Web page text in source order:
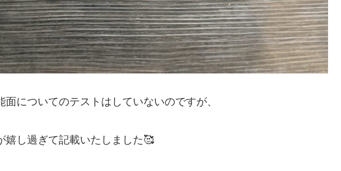
についてのテストはしていないのですが、
嬉し過ぎて記載いたしました🥰